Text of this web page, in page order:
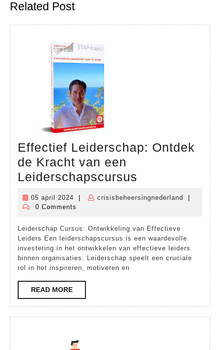
post:
Related Post
Effectief Leiderschap: Ontdek
de Kracht van een
Leiderschapscursus
Leiderschap:
Ontdek
Kracht
van
een
05 april 2024
05
april
crisisbeheersingnederland
0 Comments
Leiderschap Cursus: Ontwikkeling van Effectieve
Leiders Een leiderschapscursus is een waardevolle
investering in het ontwikkelen van effectieve leiders
binnen organisaties. Leiderschap speelt een cruciale
rol in het inspireren, motiveren en
READ MOREREAD
MORE